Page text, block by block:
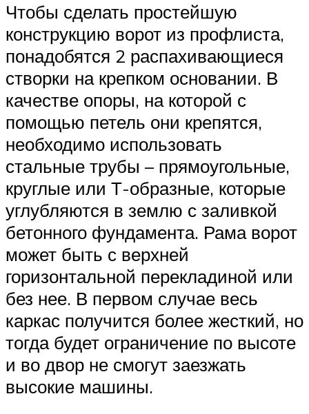
Чтобы сделать простейшую
конструкцию ворот из профлиста,
понадобятся 2 распахивающиеся
створки на крепком основании. В
качестве опоры, на которой с
помощью петель они крепятся,
необходимо использовать
стальные трубы – прямоугольные,
круглые или Т-образные, которые
углубляются в землю с заливкой
бетонного фундамента. Рама ворот
может быть с верхней
горизонтальной перекладиной или
без нее. В первом случае весь
каркас получится более жесткий, но
тогда будет ограничение по высоте
и во двор не смогут заезжать
высокие машины.